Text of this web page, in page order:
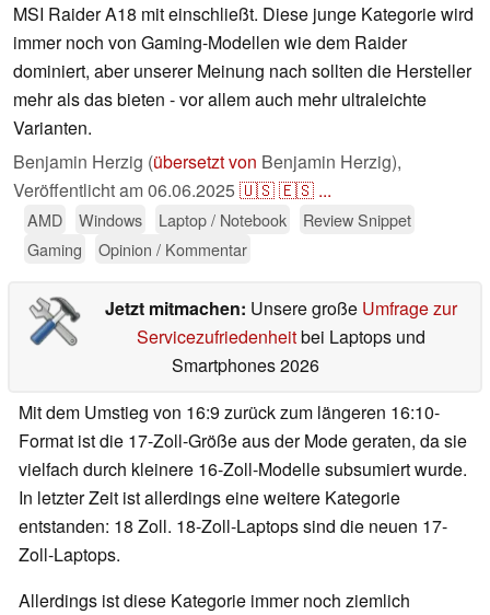
MSI Raider A18 mit einschließt. Diese junge Kategorie wird
immer noch von Gaming-Modellen wie dem Raider
dominiert, aber unserer Meinung nach sollten die Hersteller
mehr als das bieten - vor allem auch mehr ultraleichte
Varianten.
Benjamin Herzig (übersetzt von Benjamin Herzig),
Veröffentlicht am06.06.2025🇺🇸🇪🇸 ...
AMD Windows Laptop / Notebook
Review Snippet
Gaming
Opinion / Kommentar
Jetzt mitmachen: Unsere große Umfrage zur
Servicezufriedenheitbei Laptops und
Smartphones 2026
Mit dem Umstieg von 16:9 zurück zum längeren 16:10-
Format ist die 17-Zoll-Größe aus der Mode geraten, da sie
vielfach durch kleinere 16-Zoll-Modelle subsumiert wurde.
In letzter Zeit ist allerdings eine weitere Kategorie
entstanden: 18 Zoll. 18-Zoll-Laptops sind die neuen 17-
Zoll-Laptops.
Allerdings ist diese Kategorie immer noch ziemlich